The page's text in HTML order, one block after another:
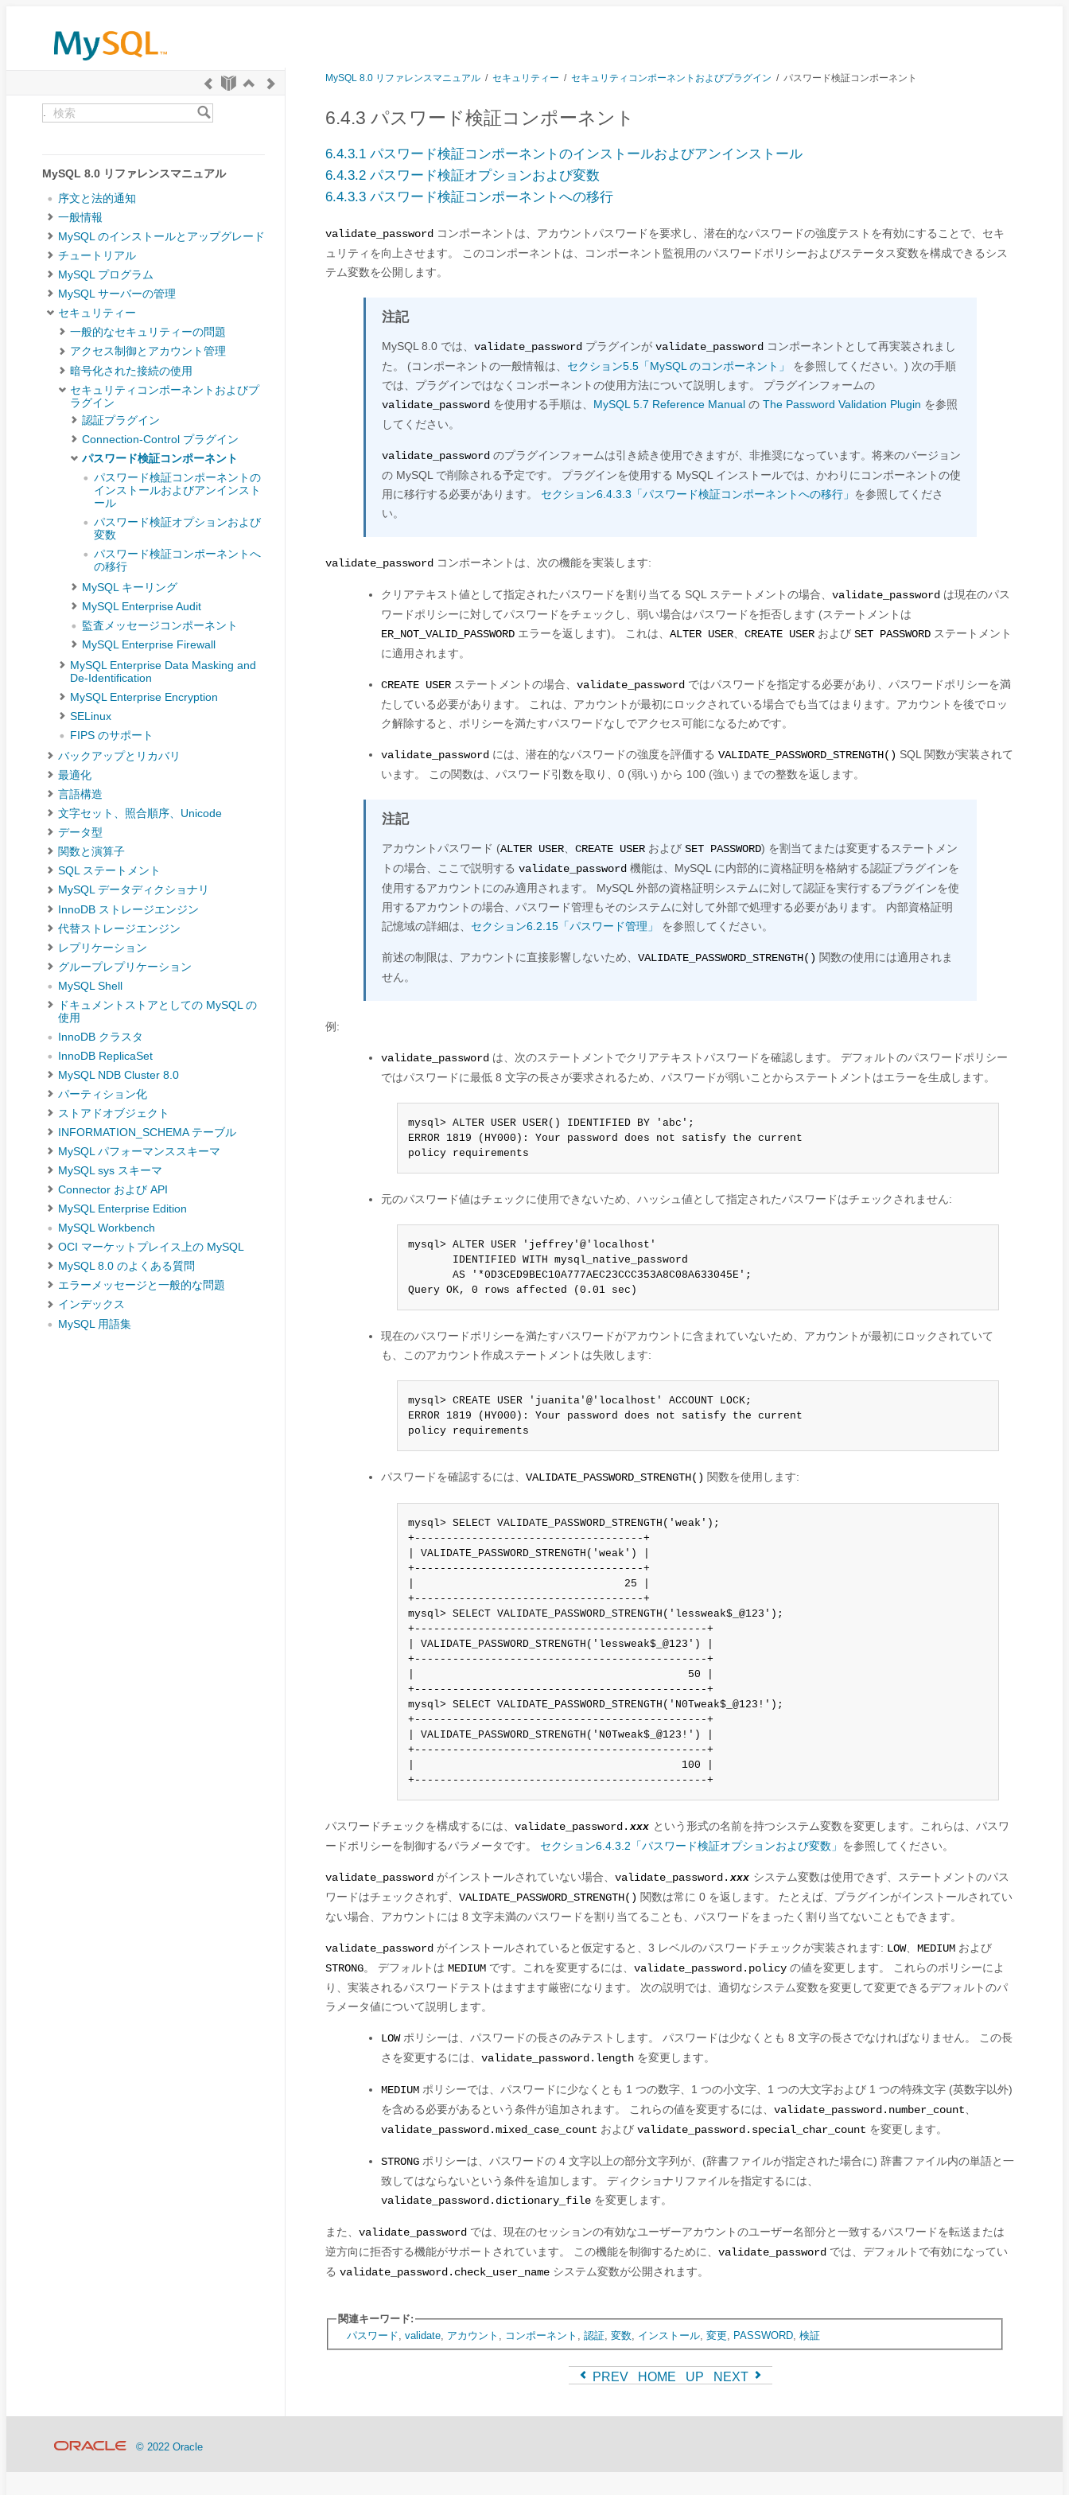
MySQL 8.0 リファレンスマニュアル
序文と法的通知
一般情報
MySQL のインストールとアップグレード
チュートリアル
MySQL プログラム
MySQL サーバーの管理
セキュリティー
一般的なセキュリティーの問題
アクセス制御とアカウント管理
暗号化された接続の使用
セキュリティコンポーネントおよびプ
ラグイン
認証プラグイン
Connection-Control プラグイン
パスワード検証コンポーネント
パスワード検証コンポーネントの
インストールおよびアンインスト
ール
パスワード検証オプションおよび
変数
パスワード検証コンポーネントへ
の移行
MySQL キーリング
MySQL Enterprise Audit
監査メッセージコンポーネント
MySQL Enterprise Firewall
MySQL Enterprise Data Masking and
De-Identification
MySQL Enterprise Encryption
SELinux
FIPS のサポート
バックアップとリカバリ
最適化
言語構造
文字セット、照合順序、Unicode
データ型
関数と演算子
SQL ステートメント
MySQL データディクショナリ
InnoDB ストレージエンジン
代替ストレージエンジン
レプリケーション
グループレプリケーション
MySQL Shell
ドキュメントストアとしての MySQL の
使用
InnoDB クラスタ
InnoDB ReplicaSet
MySQL NDB Cluster 8.0
パーティション化
ストアドオブジェクト
INFORMATION_SCHEMA テーブル
MySQL パフォーマンススキーマ
MySQL sys スキーマ
Connector および API
MySQL Enterprise Edition
MySQL Workbench
OCI マーケットプレイス上の MySQL
MySQL 8.0 のよくある質問
エラーメッセージと一般的な問題
インデックス
MySQL 用語集
MySQL 8.0 リファレンスマニュアル / セキュリティー / セキュリティコンポーネントおよびプラグイン / パスワード検証コンポーネント
6.4.3 パスワード検証コンポーネント
6.4.3.1 パスワード検証コンポーネントのインストールおよびアンインストール
6.4.3.2 パスワード検証オプションおよび変数
6.4.3.3 パスワード検証コンポーネントへの移行
validate_password コンポーネントは、アカウントパスワードを要求し、潜在的なパスワードの強度テストを有効にすることで、セキ
ュリティを向上させます。 このコンポーネントは、コンポーネント監視用のパスワードポリシーおよびステータス変数を構成できるシス
テム変数を公開します。
注記
MySQL 8.0 では、 validate_password プラグインが validate_password コンポーネントとして再実装されまし
た。 (コンポーネントの一般情報は、 セクション5.5「MySQL のコンポーネント」
を参照してください。) 次の手順
では、プラグインではなくコンポーネントの使用方法について説明します。 プラグインフォームの
validate_password を使用する手順は、 MySQL 5.7 Reference Manual の The Password Validation Plugin を参照
してください。
validate_password のプラグインフォームは引き続き使用できますが、非推奨になっています。将来のバージョン
の MySQL で削除される予定です。 プラグインを使用する MySQL インストールでは、かわりにコンポーネントの使
用に移行する必要があります。 セクション6.4.3.3「パスワード検証コンポーネントへの移行」 を参照してくださ
い。
validate_password コンポーネントは、次の機能を実装します:
クリアテキスト値として指定されたパスワードを割り当てる SQL ステートメントの場合、 validate_password は現在のパス
ワードポリシーに対してパスワードをチェックし、弱い場合はパスワードを拒否します (ステートメントは
ER_NOT_VALID_PASSWORD エラーを返します)。 これは、 ALTER USER CREATE USER および SET PASSWORD ステートメント
に適用されます。
CREATE USER ステートメントの場合、 validate_password ではパスワードを指定する必要があり、パスワードポリシーを満
たしている必要があります。 これは、アカウントが最初にロックされている場合でも当てはまります。アカウントを後でロッ
ク解除すると、ポリシーを満たすパスワードなしでアクセス可能になるためです。
validate_password には、潜在的なパスワードの強度を評価する VALIDATE_PASSWORD_STRENGTH() SQL 関数が実装されて
います。 この関数は、パスワード引数を取り、0 (弱い) から 100 (強い) までの整数を返します。
注記
アカウントパスワード (ALTER USER CREATE USER および SET PASSWORD) を割当てまたは変更するステートメン
トの場合、ここで説明する validate_password 機能は、MySQL に内部的に資格証明を格納する認証プラグインを
使用するアカウントにのみ適用されます。 MySQL 外部の資格証明システムに対して認証を実行するプラグインを使
用するアカウントの場合、パスワード管理もそのシステムに対して外部で処理する必要があります。 内部資格証明
記憶域の詳細は、 セクション6.2.15「パスワード管理」 を参照してください。
前述の制限は、アカウントに直接影響しないため、 VALIDATE_PASSWORD_STRENGTH() 関数の使用には適用されま
せん。
例:
validate_password は、次のステートメントでクリアテキストパスワードを確認します。 デフォルトのパスワードポリシー
ではパスワードに最低 8 文字の長さが要求されるため、パスワードが弱いことからステートメントはエラーを生成します。
mysql> ALTER USER USER() IDENTIFIED BY 'abc';
ERROR 1819 (HY000): Your password does not satisfy the current
policy requirements
元のパスワード値はチェックに使用できないため、ハッシュ値として指定されたパスワードはチェックされません:
mysql> ALTER USER 'jeffrey'@'localhost'
       IDENTIFIED WITH mysql_native_password
       AS '*0D3CED9BEC10A777AEC23CCC353A8C08A633045E';
Query OK, 0 rows affected (0.01 sec)
現在のパスワードポリシーを満たすパスワードがアカウントに含まれていないため、アカウントが最初にロックされていて
も、このアカウント作成ステートメントは失敗します:
mysql> CREATE USER 'juanita'@'localhost' ACCOUNT LOCK;
ERROR 1819 (HY000): Your password does not satisfy the current
policy requirements
パスワードを確認するには、 VALIDATE_PASSWORD_STRENGTH() 関数を使用します:
mysql> SELECT VALIDATE_PASSWORD_STRENGTH('weak');
+------------------------------------+
| VALIDATE_PASSWORD_STRENGTH('weak') |
+------------------------------------+
|                                 25 |
+------------------------------------+
mysql> SELECT VALIDATE_PASSWORD_STRENGTH('lessweak$_@123');
+----------------------------------------------+
| VALIDATE_PASSWORD_STRENGTH('lessweak$_@123') |
+----------------------------------------------+
|                                           50 |
+----------------------------------------------+
mysql> SELECT VALIDATE_PASSWORD_STRENGTH('N0Tweak$_@123!');
+----------------------------------------------+
| VALIDATE_PASSWORD_STRENGTH('N0Tweak$_@123!') |
+----------------------------------------------+
|                                          100 |
+----------------------------------------------+
パスワードチェックを構成するには、 validate_password. xxx という形式の名前を持つシステム変数を変更します。これらは、パスワ
ードポリシーを制御するパラメータです。 セクション6.4.3.2「パスワード検証オプションおよび変数」 を参照してください。
validate_password がインストールされていない場合、 validate_password. xxx システム変数は使用できず、ステートメントのパス
ワードはチェックされず、 VALIDATE_PASSWORD_STRENGTH() 関数は常に 0 を返します。 たとえば、プラグインがインストールされてい
ない場合、アカウントには 8 文字未満のパスワードを割り当てることも、パスワードをまったく割り当てないこともできます。
validate_password がインストールされていると仮定すると、3 レベルのパスワードチェックが実装されます: LOW、 MEDIUM および
STRONG。 デフォルトは MEDIUM です。これを変更するには、 validate_password.policy の値を変更します。 これらのポリシーによ
り、実装されるパスワードテストはますます厳密になります。 次の説明では、適切なシステム変数を変更して変更できるデフォルトのパ
ラメータ値について説明します。
LOWポリシーは、パスワードの長さのみテストします。 パスワードは少なくとも 8 文字の長さでなければなりません。 この長
さを変更するには、 validate_password.length を変更します。
MEDIUM ポリシーでは、パスワードに少なくとも 1 つの数字、1 つの小文字、1 つの大文字および 1 つの特殊文字 (英数字以外)
を含める必要があるという条件が追加されます。 これらの値を変更するには、 validate_password.number_count
validate_password.mixed_case_count および validate_password.special_char_count を変更します。
STRONG ポリシーは、パスワードの 4 文字以上の部分文字列が、(辞書ファイルが指定された場合に) 辞書ファイル内の単語と一
致してはならないという条件を追加します。 ディクショナリファイルを指定するには、
validate_password.dictionary_file を変更します。
また、 validate_password では、現在のセッションの有効なユーザーアカウントのユーザー名部分と一致するパスワードを転送または
逆方向に拒否する機能がサポートされています。 この機能を制御するために、 validate_password では、デフォルトで有効になってい
る validate_password.check_user_name システム変数が公開されます。
関連キーワード:
パスワード validate, アカウント コンポーネント 認証, 変数, インストール, 変更 PASSWORD, 検証
PREV HOME UP NEXT
© 2022 Oracle